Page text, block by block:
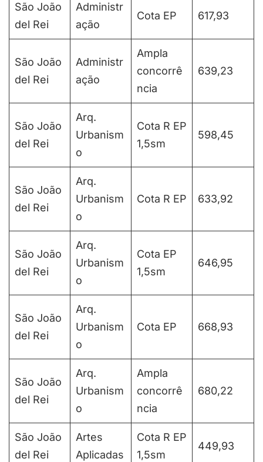
São João
del Rei
Administr
ação
Cota EP 617,93
São João
del Rei
Administr
ação
Ampla
concorrê
ncia
639,23
São João
del Rei
Arq.
Urbanism
o
Cota R EP
1,5sm
598,45
São João
del Rei
Arq.
Urbanism
o
Cota R EP 633,92
São João
del Rei
Arq.
Urbanism
o
Cota EP
1,5sm
646,95
São João
del Rei
Arq.
Urbanism
o
Cota EP 668,93
São João
del Rei
Arq.
Urbanism
o
Ampla
concorrê
ncia
680,22
São João
del Rei
Artes
Aplicadas
Cota R EP
1,5sm
449,93